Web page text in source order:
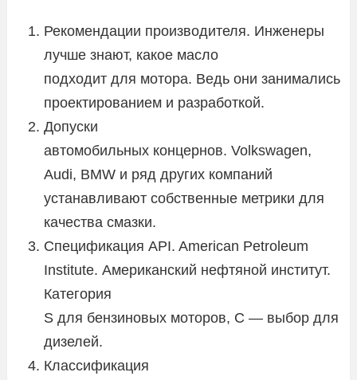
Рекомендации производителя. Инженеры
лучше знают, какое масло
подходит для мотора. Ведь они занимались
проектированием и разработкой.
Допуски
автомобильных концернов. Volkswagen,
Audi, BMW и ряд других компаний
устанавливают собственные метрики для
качества смазки.
Спецификация API. American Petroleum
Institute. Американский нефтяной институт.
Категория
S для бензиновых моторов, C — выбор для
дизелей.
Классификация